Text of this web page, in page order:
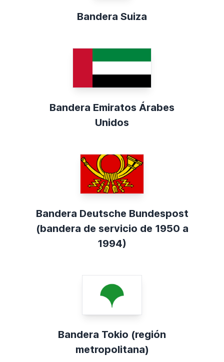
Bandera Suiza
Bandera Emiratos Árabes
Unidos
Bandera Deutsche Bundespost
(bandera de servicio de 1950 a
1994)
Bandera Tokio (región
metropolitana)